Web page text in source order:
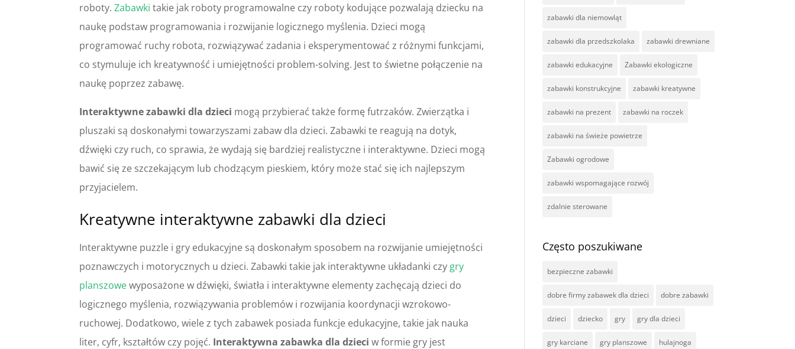
roboty.Zabawki takie jak roboty programowalne czy roboty kodujące pozwalają dziecku na
naukę podstaw programowania i rozwijanie logicznego myślenia. Dzieci mogą
programować ruchy robota, rozwiązywać zadania i eksperymentować z różnymi funkcjami,
co stymuluje ich kreatywność i umiejętności problem-solving. Jest to świetne połączenie na
naukę poprzez zabawę.
Interaktywne zabawki dla dzieci mogą przybierać także formę futrzaków. Zwierzątka i
pluszaki są doskonałymi towarzyszami zabaw dla dzieci. Zabawki te reagują na dotyk,
dźwięki czy ruch, co sprawia, że wydają się bardziej realistyczne i interaktywne. Dzieci mogą
bawić się ze szczekającym lub chodzącym pieskiem, który może stać się ich najlepszym
przyjacielem.
Kreatywne interaktywne zabawki dla dzieci
Interaktywne puzzle i gry edukacyjne są doskonałym sposobem na rozwijanie umiejętności
poznawczych i motorycznych u dzieci. Zabawki takie jak interaktywne układanki czy gry
planszowewyposażone w dźwięki, światła i interaktywne elementy zachęcają dzieci do
logicznego myślenia, rozwiązywania problemów i rozwijania koordynacji wzrokowo-
ruchowej. Dodatkowo, wiele z tych zabawek posiada funkcje edukacyjne, takie jak nauka
liter, cyfr, kształtów czy pojęć. Interaktywna zabawka dla dzieci w formie gry jest
zabawki dla niemowląt
zabawki dla przedszkolaka zabawki drewniane
zabawki edukacyjne Zabawki ekologiczne
zabawki konstrukcyjne zabawki kreatywne
zabawki na prezent zabawki na roczek
zabawki na świeże powietrze
Zabawki ogrodowe
zabawki wspomagające rozwój
zdalnie sterowane
Często poszukiwane
bezpieczne zabawki
dobre firmy zabawek dla dzieci dobre zabawki
dzieci dziecko gry gry dla dzieci
gry karciane gry planszowe hulajnoga